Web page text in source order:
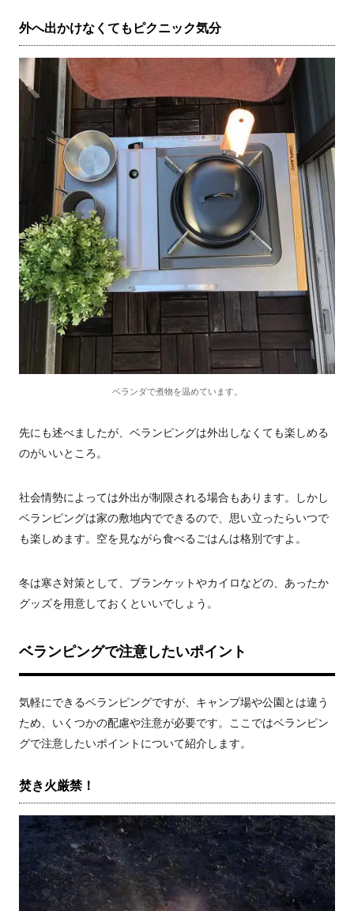
外へ出かけなくてもピクニック気分
ベランダで煮物を温めています。
先にも述べましたが、ベランピングは外出しなくても楽しめる
のがいいところ。
社会情勢によっては外出が制限される場合もあります。しかし
ベランピングは家の敷地内でできるので、思い立ったらいつで
も楽しめます。空を見ながら食べるごはんは格別ですよ。
冬は寒さ対策として、ブランケットやカイロなどの、あったか
グッズを用意しておくといいでしょう。
ベランピングで注意したいポイント
気軽にできるベランピングですが、キャンプ場や公園とは違う
ため、いくつかの配慮や注意が必要です。ここではベランピン
グで注意したいポイントについて紹介します。
焚き火厳禁！